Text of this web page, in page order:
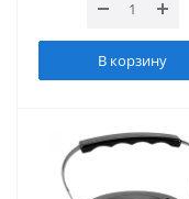
В корзину